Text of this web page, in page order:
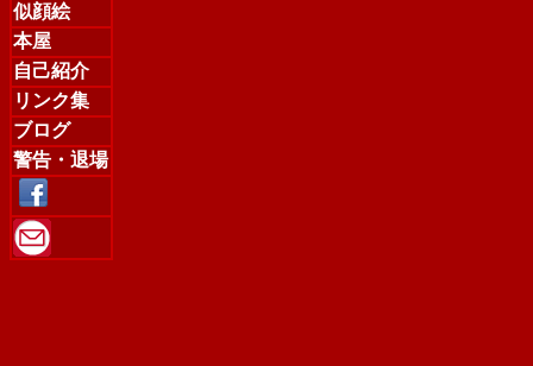
似顔絵
本屋
自己紹介
リンク集
ブログ
警告・退場